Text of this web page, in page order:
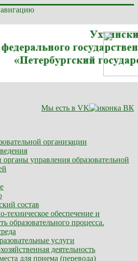
Мы есть в VK
организации
органы управления образовательной
состав
техническое обеспечение и
образовательного процесса.
услуги
деятельность
для приема (перевода)